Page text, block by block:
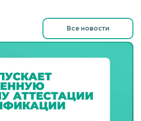
Все новости